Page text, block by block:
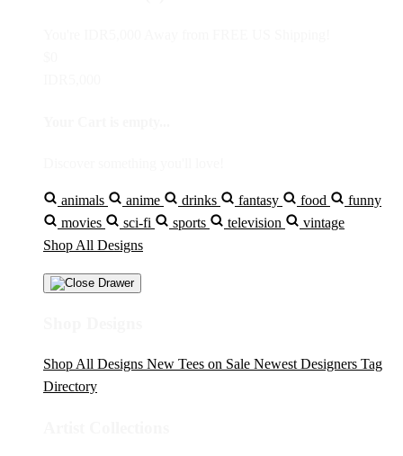
animals anime drinks fantasy food
funny
movies
sci-fi sports television
vintage
Shop All Designs
Shop All Designs New Tees on Sale Newest Designers Tag
Directory